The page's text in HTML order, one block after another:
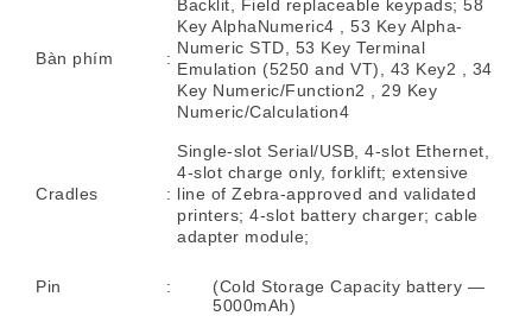
Bàn phím :
Backlit, Field replaceable keypads; 58
Key AlphaNumeric4 , 53 Key Alpha-
Numeric STD, 53 Key Terminal
Emulation (5250 and VT), 43 Key2 , 34
Key Numeric/Function2 , 29 Key
Numeric/Calculation4
Cradles :
Single-slot Serial/USB, 4-slot Ethernet,
4-slot charge only, forklift; extensive
line of Zebra-approved and validated
printers; 4-slot battery charger; cable
adapter module;
Pin :
(Cold Storage Capacity battery —
5000mAh)